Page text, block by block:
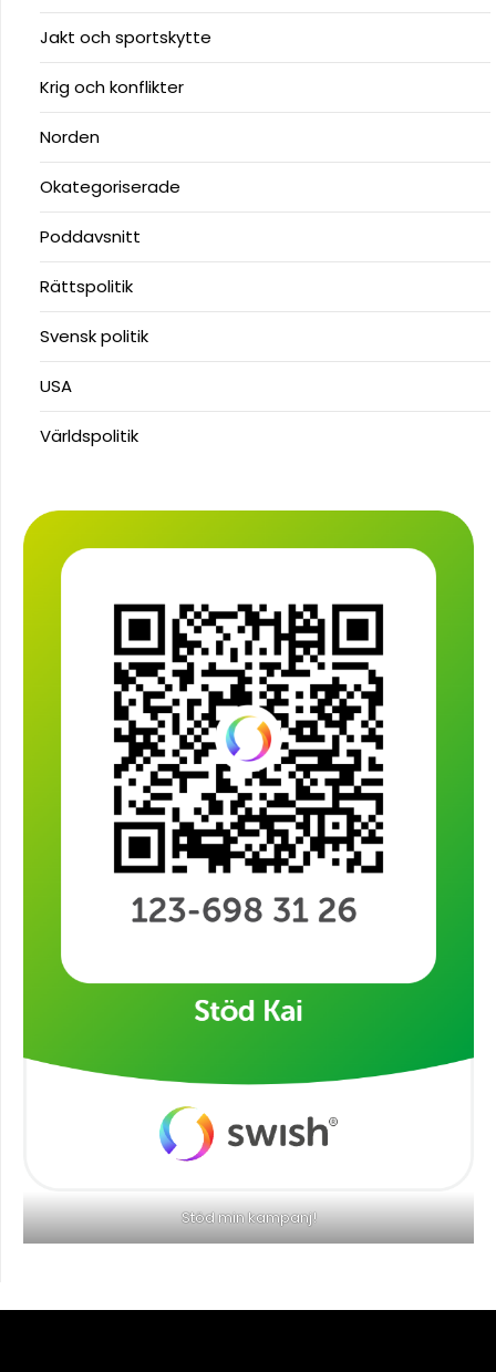
Jakt och sportskytte
Krig och konflikter
Norden
Okategoriserade
Poddavsnitt
Rättspolitik
Svensk politik
USA
Världspolitik
Stöd min kampanj!